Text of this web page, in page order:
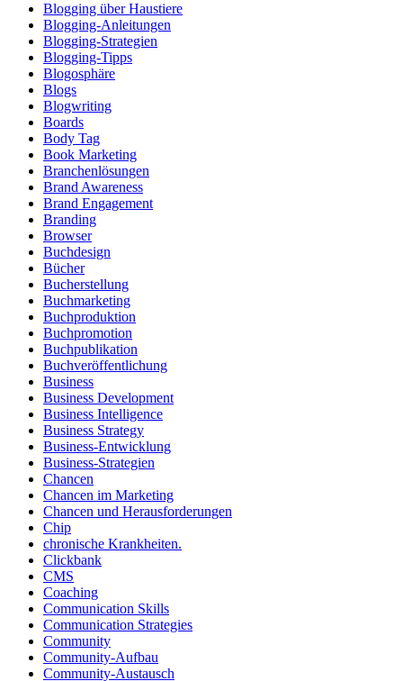
Blogging über Haustiere
Blogging-Anleitungen
Blogging-Strategien
Blogging-Tipps
Blogosphäre
Blogs
Blogwriting
Boards
Body Tag
Book Marketing
Branchenlösungen
Brand Awareness
Brand Engagement
Branding
Browser
Buchdesign
Bücher
Bucherstellung
Buchmarketing
Buchproduktion
Buchpromotion
Buchpublikation
Buchveröffentlichung
Business
Business Development
Business Intelligence
Business Strategy
Business-Entwicklung
Business-Strategien
Chancen
Chancen im Marketing
Chancen und Herausforderungen
Chip
chronische Krankheiten.
Clickbank
CMS
Coaching
Communication Skills
Communication Strategies
Community
Community-Aufbau
Community-Austausch